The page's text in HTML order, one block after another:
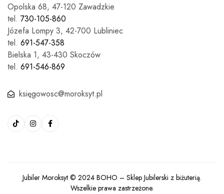
Opolska 68, 47-120 Zawadzkie
tel. 730-105-860
Józefa Lompy 3, 42-700 Lubliniec
tel. 691-547-358
Bielska 1, 43-430 Skoczów
tel. 691-546-869
księgowosc@moroksyt.pl
Jubiler Moroksyt © 2024 BOHO – Sklep Jubilerski z biżuterią.
Wszelkie prawa zastrzeżone.